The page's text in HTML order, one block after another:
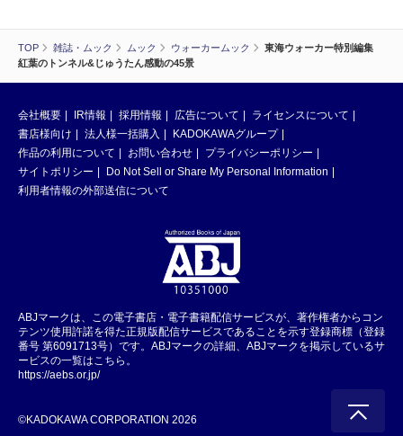
TOP 雑誌・ムック ムック ウォーカームック
東海ウォーカー特別編集
紅葉のトンネル&じゅうたん感動の45景
会社概要 IR情報 採用情報 広告について
ライセンスについて
書店様向け
法人様一括購入
KADOKAWAグループ
作品の利用について
お問い合わせ
プライバシーポリシー
サイトポリシー
Do Not Sell or Share My Personal Information
利用者情報の外部送信について
ABJマークは、この電子書店・電子書籍配信サービスが、著作権者からコン
テンツ使用許諾を得た正規版配信サービスであることを示す登録商標（登録
番号 第6091713号）です。ABJマークの詳細、ABJマークを掲示しているサ
ービスの一覧はこちら。
https://aebs.or.jp/
©KADOKAWA CORPORATION 2026